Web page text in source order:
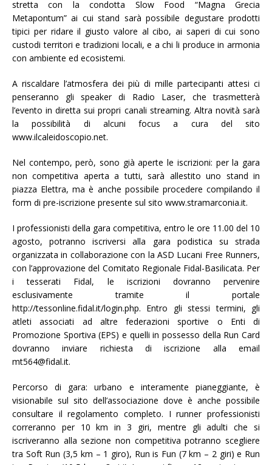
stretta con la condotta Slow Food “Magna Grecia
Metapontum” ai cui stand sarà possibile degustare prodotti
tipici per ridare il giusto valore al cibo, ai saperi di cui sono
custodi territori e tradizioni locali, e a chi li produce in armonia
con ambiente ed ecosistemi.
A riscaldare l’atmosfera dei più di mille partecipanti attesi ci
penseranno gli speaker di Radio Laser, che trasmetterà
l’evento in diretta sui propri canali streaming. Altra novità sarà
la possibilità di alcuni focus a cura del sito
www.ilcaleidoscopio.net.
Nel contempo, però, sono già aperte le iscrizioni: per la gara
non competitiva aperta a tutti, sarà allestito uno stand in
piazza Elettra, ma è anche possibile procedere compilando il
form di pre-iscrizione presente sul sito www.stramarconia.it.
I professionisti della gara competitiva, entro le ore 11.00 del 10
agosto, potranno iscriversi alla gara podistica su strada
organizzata in collaborazione con la ASD Lucani Free Runners,
con l’approvazione del Comitato Regionale Fidal-Basilicata. Per
i tesserati Fidal, le iscrizioni dovranno pervenire
esclusivamente tramite il portale
http://tessonline.fidal.it/login.php. Entro gli stessi termini, gli
atleti associati ad altre federazioni sportive o Enti di
Promozione Sportiva (EPS) e quelli in possesso della Run Card
dovranno inviare richiesta di iscrizione alla email
mt564@fidal.it.
Percorso di gara: urbano e interamente pianeggiante, è
visionabile sul sito dell’associazione dove è anche possibile
consultare il regolamento completo. I runner professionisti
correranno per 10 km in 3 giri, mentre gli adulti che si
iscriveranno alla sezione non competitiva potranno scegliere
tra Soft Run (3,5 km – 1 giro), Run is Fun (7 km – 2 giri) e Run